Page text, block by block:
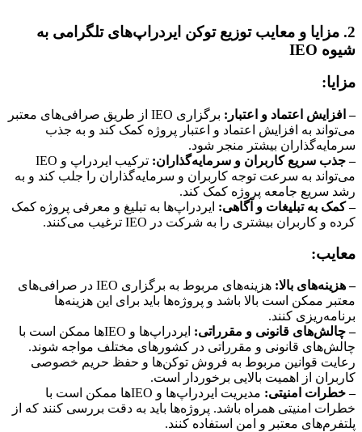
2. مزایا و معایب توزیع توکن ایردراپ‌های تلگرامی به
شیوه IEO
مزایا:
– افزایش اعتماد و اعتبار:
برگزاری IEO از طریق صرافی‌های معتبر
می‌تواند به افزایش اعتماد و اعتبار پروژه کمک کند و به جذب
سرمایه‌گذاران بیشتر منجر شود.
– جذب سریع کاربران و سرمایه‌گذاران:
ترکیب ایردراپ و IEO
می‌تواند به سرعت توجه کاربران و سرمایه‌گذاران را جلب کند و به
رشد سریع جامعه پروژه کمک کند.
– کمک به تبلیغات و آگاهی: ایردراپ‌ها به تبلیغ و معرفی پروژه کمک
کرده و کاربران بیشتری را به شرکت در IEO ترغیب می‌کنند.
معایب:
– هزینه‌های بالا:
هزینه‌های مربوط به برگزاری IEO در صرافی‌های
معتبر ممکن است بالا باشد و پروژه‌ها باید برای این هزینه‌ها
برنامه‌ریزی کنند.
– چالش‌های قانونی و مقرراتی:
ایردراپ‌ها و IEOها ممکن است با
چالش‌های قانونی و مقرراتی در کشورهای مختلف مواجه شوند.
رعایت قوانین مربوط به فروش توکن‌ها و حفظ حریم خصوصی
کاربران از اهمیت بالایی برخوردار است.
– خطرات امنیتی:
مدیریت ایردراپ‌ها و IEOها ممکن است با
خطرات امنیتی همراه باشد. پروژه‌ها باید به دقت بررسی کنند که از
پلتفرم‌های معتبر و امن استفاده کنند.